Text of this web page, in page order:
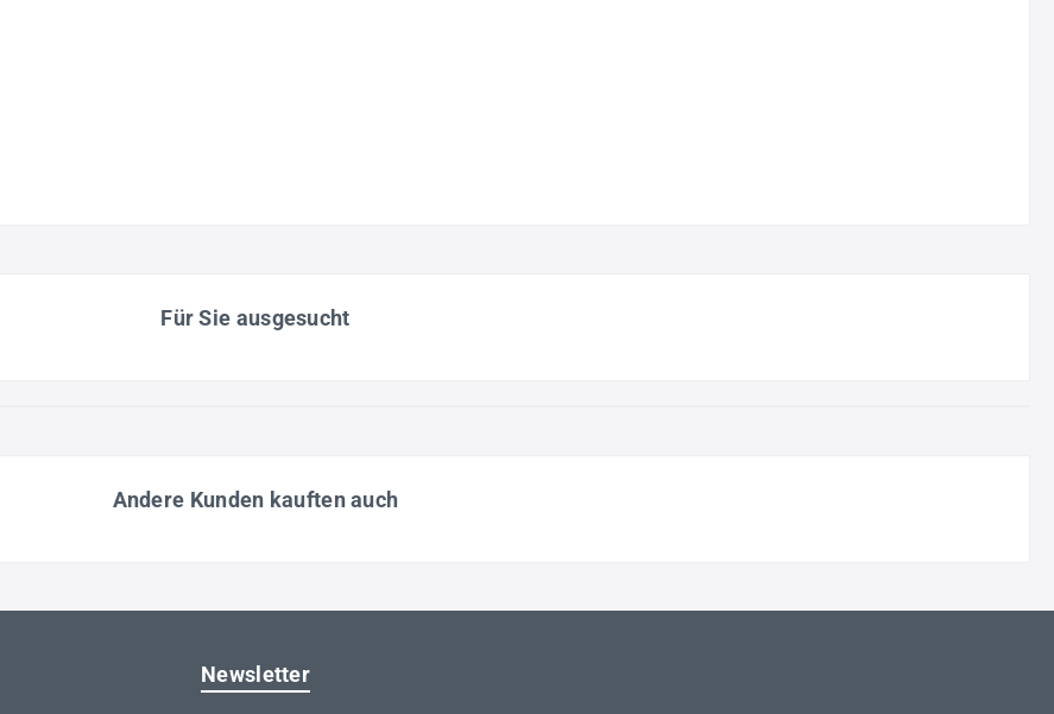
Für Sie ausgesucht
Andere Kunden kauften auch
Newsletter